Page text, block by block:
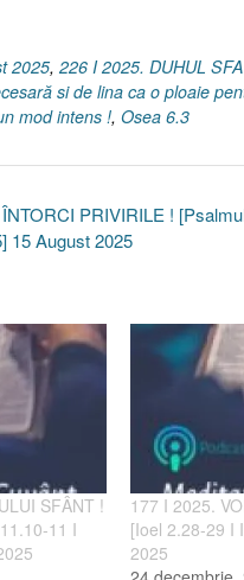
2025, 226 I 2025. DUHUL
si de lina ca o ploaie
mod intens !, Osea 6.3
PRIVIRILE !
15 August 2025
SFÂNT !
11 I
177 I 2025.
[Ioel 2.28-29 I
2025